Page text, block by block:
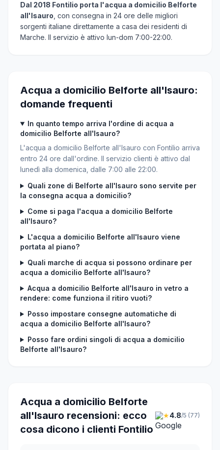
Dal 2018 Fontilio porta l'acqua a domicilio Belforte
all'Isauro , con consegna in 24 ore delle migliori
sorgenti italiane direttamente a casa dei residenti di
Marche. Il servizio è attivo lun-dom 7:00-22:00.
Acqua a domicilio Belforte all'Isauro:
domande frequenti
In quanto tempo arriva l'ordine di acqua a
domicilio Belforte all'Isauro?
L'acqua a domicilio Belforte all'Isauro con Fontilio arriva
entro 24 ore dall'ordine. Il servizio clienti è attivo dal
lunedì alla domenica, dalle 7:00 alle 22:00.
Quali zone di Belforte all'Isauro sono servite per
la consegna acqua a domicilio?
Come si paga l'acqua a domicilio Belforte
all'Isauro?
L'acqua a domicilio Belforte all'Isauro viene
portata al piano?
Quali marche di acqua si possono ordinare per
acqua a domicilio Belforte all'Isauro?
Acqua a domicilio Belforte all'Isauro in vetro a
rendere: come funziona il ritiro vuoti?
Posso impostare consegne automatiche di
acqua a domicilio Belforte all'Isauro?
Posso fare ordini singoli di acqua a domicilio
Belforte all'Isauro?
Acqua a domicilio Belforte
all'Isauro recensioni: ecco
cosa dicono i clienti Fontilio
★4.8/5 (77)